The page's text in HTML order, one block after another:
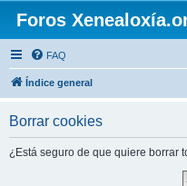
Foros
FAQ
Índice general
Borrar cookies
¿Está seguro de que quiere borrar